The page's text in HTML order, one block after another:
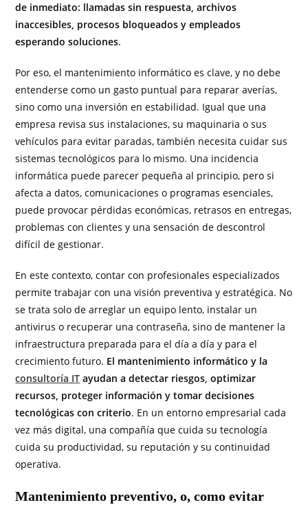
de inmediato: llamadas sin respuesta, archivos
inaccesibles, procesos bloqueados y empleados
esperando soluciones.
Por eso, el mantenimiento informático es clave, y no debe
entenderse como un gasto puntual para reparar averías,
sino como una inversión en estabilidad. Igual que una
empresa revisa sus instalaciones, su maquinaria o sus
vehículos para evitar paradas, también necesita cuidar sus
sistemas tecnológicos para lo mismo. Una incidencia
informática puede parecer pequeña al principio, pero si
afecta a datos, comunicaciones o programas esenciales,
puede provocar pérdidas económicas, retrasos en entregas,
problemas con clientes y una sensación de descontrol
difícil de gestionar.
En este contexto, contar con profesionales especializados
permite trabajar con una visión preventiva y estratégica. No
se trata solo de arreglar un equipo lento, instalar un
antivirus o recuperar una contraseña, sino de mantener la
infraestructura preparada para el día a día y para el
crecimiento futuro. El mantenimiento informático y la
consultoría IT ayudan a detectar riesgos, optimizar
recursos, proteger información y tomar decisiones
tecnológicas con criterio. En un entorno empresarial cada
vez más digital, una compañía que cuida su tecnología
cuida su productividad, su reputación y su continuidad
operativa.
Mantenimiento preventivo, o, como evitar